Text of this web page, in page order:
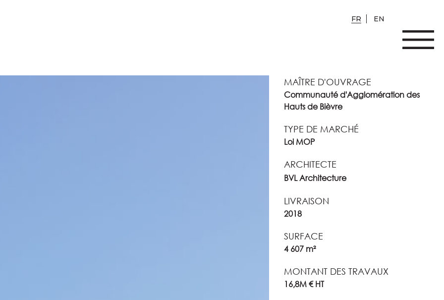
FR EN
MAÎTRE D'OUVRAGE
Communauté d'Agglomération des
Hauts de Bièvre
TYPE DE MARCHÉ
Loi MOP
ARCHITECTE
BVL Architecture
LIVRAISON
2018
SURFACE
4 607 m²
MONTANT DES TRAVAUX
16,8M € HT